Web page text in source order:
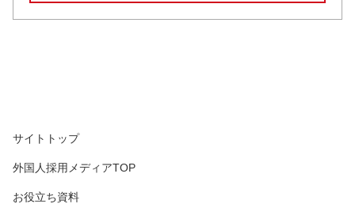
サイトトップ
外国人採用メディアTOP
お役立ち資料